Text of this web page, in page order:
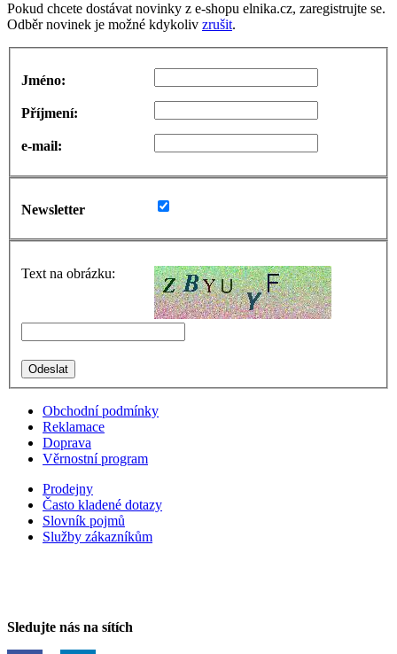
Pokud chcete dostávat novinky z e-shopu elnika.cz, zaregistrujte se.
Odběr novinek je možné kdykoliv zrušit.
Jméno:
Příjmení:
e-mail:
Newsletter
Text na obrázku:
Obchodní podmínky
Reklamace
Doprava
Věrnostní program
Prodejny
Často kladené dotazy
Slovník pojmů
Služby zákazníkům
Sledujte nás na sítích